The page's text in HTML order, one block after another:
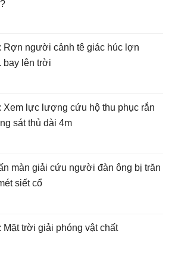
Rợn người cảnh tê giác húc lợn
bay lên trời
Xem lực lượng cứu hộ thu phục rắn
sát thủ dài 4m
màn giải cứu người đàn ông bị trăn
siết cổ
Mặt trời giải phóng vật chất